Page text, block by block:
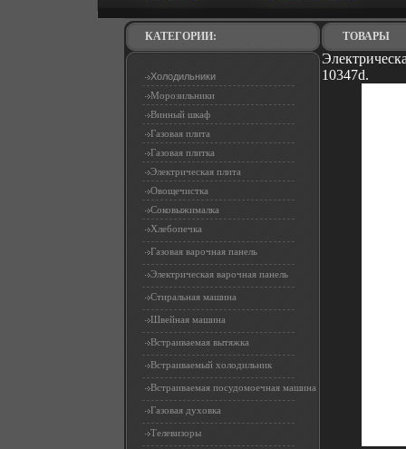
КАТЕГОРИИ:
Холодильники
Морозильники
Винный шкаф
Газовая плита
Газовая плитка
Электрическая плита
Овощечистка
Соковыжималка
Хлебопечка
Газовая варочная панель
Электрическая варочная панель
Стиральная машина
Швейная машина
Встраиваемая вытяжка
Встраиваемый холодильник
Встраиваемая посудомоечная машина
Газовая духовка
Телевизоры
ТОВАРЫ
10347d.